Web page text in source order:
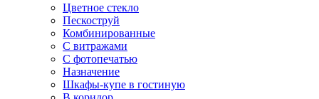
Цветное стекло
Пескоструй
Комбинированные
С витражами
С фотопечатью
Назначение
Шкафы-купе в гостиную